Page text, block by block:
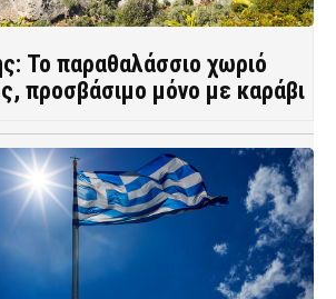
Το παραθαλάσσιο χωριό
προσβάσιμο μόνο με καράβι